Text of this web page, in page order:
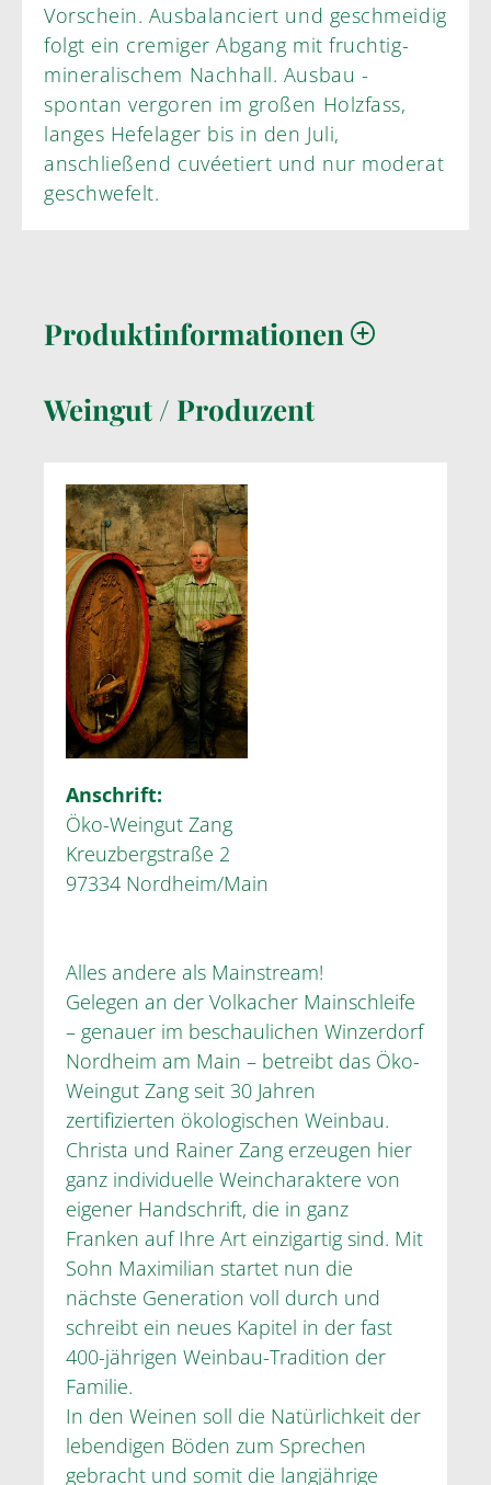
Vorschein. Ausbalanciert und geschmeidig
folgt ein cremiger Abgang mit fruchtig-
mineralischem Nachhall. Ausbau -
spontan vergoren im großen Holzfass,
langes Hefelager bis in den Juli,
anschließend cuvéetiert und nur moderat
geschwefelt.
Produktinformationen
Weingut / Produzent
Anschrift:
Öko-Weingut Zang
Kreuzbergstraße 2
97334 Nordheim/Main
Alles andere als Mainstream!
Gelegen an der Volkacher Mainschleife
– genauer im beschaulichen Winzerdorf
Nordheim am Main – betreibt das Öko-
Weingut Zang seit 30 Jahren
zertifizierten ökologischen Weinbau.
Christa und Rainer Zang erzeugen hier
ganz individuelle Weincharaktere von
eigener Handschrift, die in ganz
Franken auf Ihre Art einzigartig sind. Mit
Sohn Maximilian startet nun die
nächste Generation voll durch und
schreibt ein neues Kapitel in der fast
400-jährigen Weinbau-Tradition der
Familie.
In den Weinen soll die Natürlichkeit der
lebendigen Böden zum Sprechen
gebracht und somit die langjährige